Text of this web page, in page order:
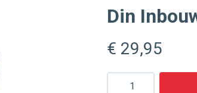
Din
€ 29,95
Aantal